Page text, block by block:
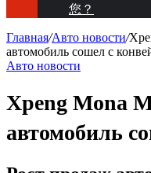
您？
Главная/Авто новости/
автомобиль сошел с
Авто новости
Xpeng Mona
автомобиль